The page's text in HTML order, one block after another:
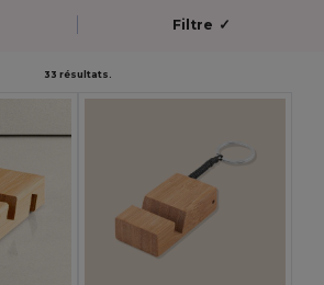
Filtre ✓
33 résultats.